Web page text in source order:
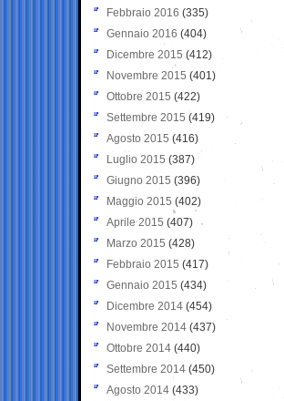
Febbraio 2016 (335)
Gennaio 2016 (404)
Dicembre 2015 (412)
Novembre 2015 (401)
Ottobre 2015 (422)
Settembre 2015 (419)
Agosto 2015 (416)
Luglio 2015 (387)
Giugno 2015 (396)
Maggio 2015 (402)
Aprile 2015 (407)
Marzo 2015 (428)
Febbraio 2015 (417)
Gennaio 2015 (434)
Dicembre 2014 (454)
Novembre 2014 (437)
Ottobre 2014 (440)
Settembre 2014 (450)
Agosto 2014 (433)